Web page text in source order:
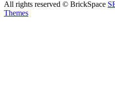
All rights reserved © BrickSpace
Themes